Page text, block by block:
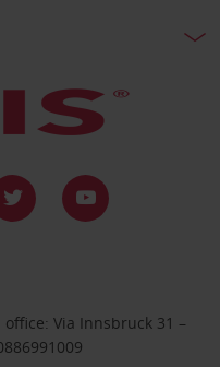
Via Innsbruck 31 –